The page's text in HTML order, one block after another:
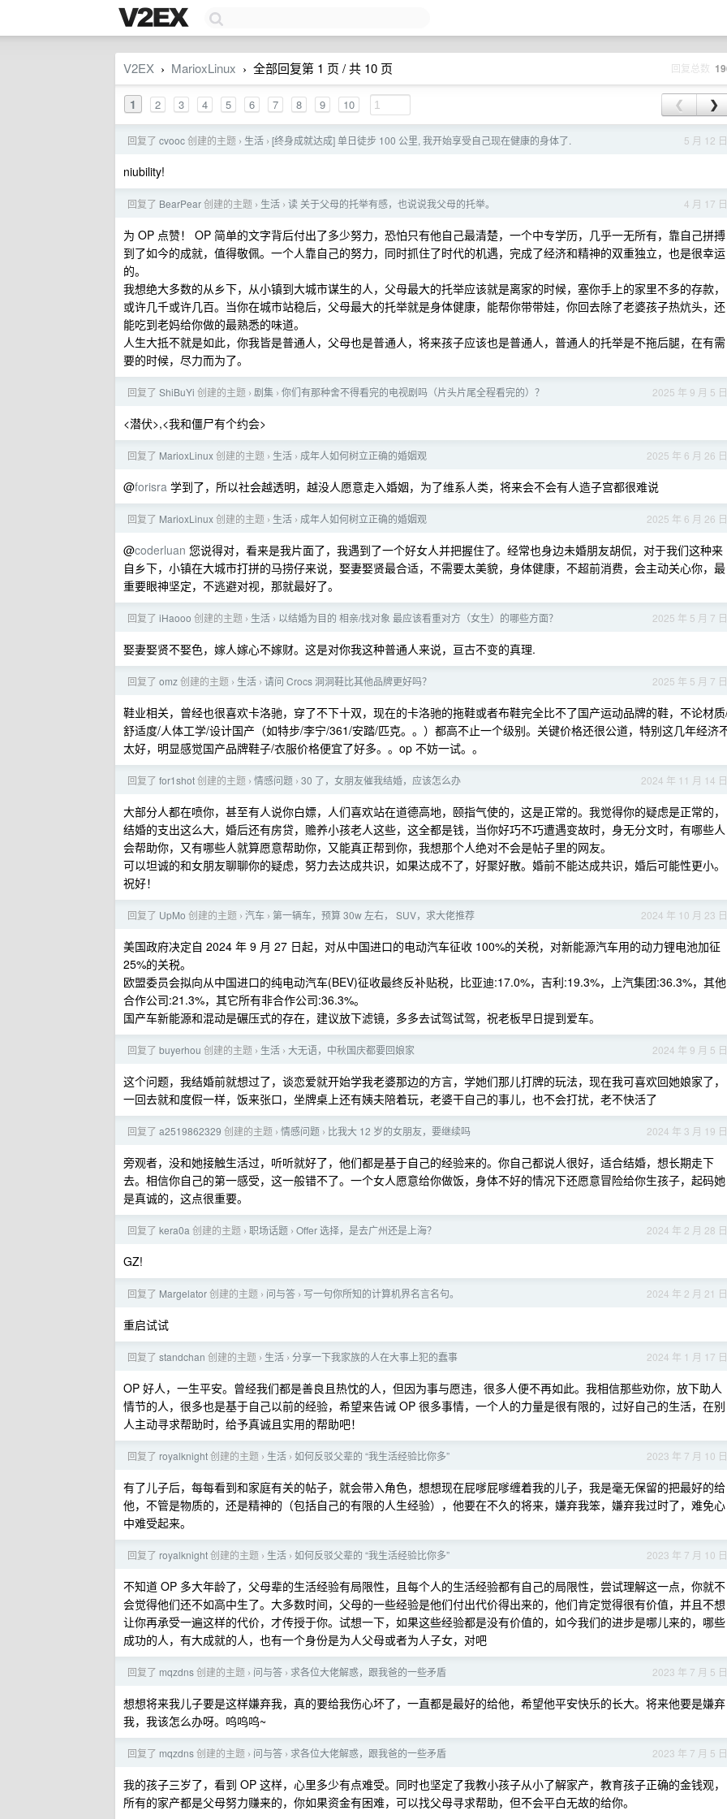
V2EX › MarioxLinux › 全部回复第 1 页 / 共 10 页 回复总数
1 2 3 4 5 6 7 8 9 10 ❮ ❯
5 月 12 日
回复了 cvooc创建的主题 › 生活 › [终身成就达成] 单日徒步 100 公里, 我开始享受自己现在健康的身体了.
niubility!
4 月 17 日
回复了 BearPear创建的主题 › 生活 › 读 关于父母的托举有感，也说说我父母的托举。
为 OP 点赞！ OP 简单的文字背后付出了多少努力，恐怕只有他自己最清楚，一个中专学历，几乎一无所有，靠自己拼搏
到了如今的成就，值得敬佩。一个人靠自己的努力，同时抓住了时代的机遇，完成了经济和精神的双重独立，也是很幸运
的。
我想绝大多数的从乡下，从小镇到大城市谋生的人，父母最大的托举应该就是离家的时候，塞你手上的家里不多的存款，
或许几千或许几百。当你在城市站稳后，父母最大的托举就是身体健康，能帮你带带娃，你回去除了老婆孩子热炕头，还
能吃到老妈给你做的最熟悉的味道。
人生大抵不就是如此，你我皆是普通人，父母也是普通人，将来孩子应该也是普通人，普通人的托举是不拖后腿，在有需
要的时候，尽力而为了。
2025 年 9 月 5 日
回复了 ShiBuYi 创建的主题 › 剧集 › 你们有那种舍不得看完的电视剧吗（片头片尾全程看完的）？
<潜伏>,<我和僵尸有个约会>
2025 年 6 月 26 日
回复了 MarioxLinux创建的主题 › 生活 › 成年人如何树立正确的婚姻观
@forisra 学到了，所以社会越透明，越没人愿意走入婚姻，为了维系人类，将来会不会有人造子宫都很难说
2025 年 6 月 26 日
回复了 MarioxLinux创建的主题 › 生活 › 成年人如何树立正确的婚姻观
@coderluan 您说得对，看来是我片面了，我遇到了一个好女人并把握住了。经常也身边未婚朋友胡侃，对于我们这种来
自乡下，小镇在大城市打拼的马捞仔来说，娶妻娶贤最合适，不需要太美貌，身体健康，不超前消费，会主动关心你，最
重要眼神坚定，不逃避对视，那就最好了。
2025 年 5 月 7 日
回复了 iHaooo 创建的主题 › 生活 › 以结婚为目的 相亲/找对象 最应该看重对方（女生）的哪些方面？
娶妻娶贤不娶色，嫁人嫁心不嫁财。这是对你我这种普通人来说，亘古不变的真理.
2025 年 5 月 7 日
回复了 omz创建的主题 › 生活 › 请问 Crocs 洞洞鞋比其他品牌更好吗？
鞋业相关，曾经也很喜欢卡洛驰，穿了不下十双，现在的卡洛驰的拖鞋或者布鞋完全比不了国产运动品牌的鞋，不论材
舒适度/人体工学/设计国产（如特步/李宁/361/安踏/匹克。。）都高不止一个级别。关键价格还很公道，特别这几年经济
太好，明显感觉国产品牌鞋子/衣服价格便宜了好多。。op 不妨一试。。
2024 年 11 月 14 日
回复了 for1shot创建的主题 › 情感问题 › 30 了，女朋友催我结婚，应该怎么办
大部分人都在喷你，甚至有人说你白嫖，人们喜欢站在道德高地，颐指气使的，这是正常的。我觉得你的疑虑是正常的，
结婚的支出这么大，婚后还有房贷，赡养小孩老人这些，这全都是钱，当你好巧不巧遭遇变故时，身无分文时，有哪些人
会帮助你，又有哪些人就算愿意帮助你，又能真正帮到你，我想那个人绝对不会是帖子里的网友。
可以坦诚的和女朋友聊聊你的疑虑，努力去达成共识，如果达成不了，好聚好散。婚前不能达成共识，婚后可能性更小。
祝好！
2024 年 10 月 23 日
回复了 UpMo 创建的主题 › 汽车 › 第一辆车，预算 30w 左右， SUV，求大佬推荐
美国政府决定自 2024 年 9 月 27 日起，对从中国进口的电动汽车征收 100%的关税，对新能源汽车用的动力锂电池加征
25%的关税。
欧盟委员会拟向从中国进口的纯电动汽车(BEV)征收最终反补贴税，比亚迪:17.0%，吉利:19.3%，上汽集团:36.3%，其他
合作公司:21.3%，其它所有非合作公司:36.3%。
国产车新能源和混动是碾压式的存在，建议放下滤镜，多多去试驾试驾，祝老板早日提到爱车。
2024 年 9 月 5 日
回复了 buyerhou 创建的主题 › 生活 › 大无语，中秋国庆都要回娘家
这个问题，我结婚前就想过了，谈恋爱就开始学我老婆那边的方言，学她们那儿打牌的玩法，现在我可喜欢回她娘家了，
一回去就和度假一样，饭来张口，坐牌桌上还有姨夫陪着玩，老婆干自己的事儿，也不会打扰，老不快活了
2024 年 3 月 19 日
回复了 a2519862329 创建的主题 › 情感问题 › 比我大 12 岁的女朋友，要继续吗
旁观者，没和她接触生活过，听听就好了，他们都是基于自己的经验来的。你自己都说人很好，适合结婚，想长期走下
去。相信你自己的第一感受，这一般错不了。一个女人愿意给你做饭，身体不好的情况下还愿意冒险给你生孩子，起码她
是真诚的，这点很重要。
2024 年 2 月 28 日
回复了 kera0a 创建的主题 › 职场话题 › Offer 选择，是去广州还是上海？
GZ!
2024 年 2 月 21 日
回复了 Margelator创建的主题 › 问与答 › 写一句你所知的计算机界名言名句。
重启试试
2024 年 1 月 17 日
回复了 standchan 创建的主题 › 生活 › 分享一下我家族的人在大事上犯的蠢事
OP 好人，一生平安。曾经我们都是善良且热忱的人，但因为事与愿违，很多人便不再如此。我相信那些劝你，放下助人
情节的人，很多也是基于自己以前的经验，希望来告诫 OP 很多事情，一个人的力量是很有限的，过好自己的生活，在别
人主动寻求帮助时，给予真诚且实用的帮助吧！
2023 年 7 月 10 日
回复了 royalknight创建的主题 › 生活 › 如何反驳父辈的 “我生活经验比你多”
有了儿子后，每每看到和家庭有关的帖子，就会带入角色，想想现在屁嗲屁嗲缠着我的儿子，我是毫无保留的把最好的给
他，不管是物质的，还是精神的（包括自己的有限的人生经验），他要在不久的将来，嫌弃我笨，嫌弃我过时了，难免心
中难受起来。
2023 年 7 月 10 日
回复了 royalknight创建的主题 › 生活 › 如何反驳父辈的 “我生活经验比你多”
不知道 OP 多大年龄了，父母辈的生活经验有局限性，且每个人的生活经验都有自己的局限性，尝试理解这一点，你就不
会觉得他们还不如高中生了。大多数时间，父母的一些经验是他们付出代价得出来的，他们肯定觉得很有价值，并且不想
让你再承受一遍这样的代价，才传授于你。试想一下，如果这些经验都是没有价值的，如今我们的进步是哪儿来的，哪些
成功的人，有大成就的人，也有一个身份是为人父母或者为人子女，对吧
2023 年 7 月 5 日
回复了 mqzdns创建的主题 › 问与答 › 求各位大佬解惑，跟我爸的一些矛盾
想想将来我儿子要是这样嫌弃我，真的要给我伤心坏了，一直都是最好的给他，希望他平安快乐的长大。将来他要是嫌弃
我，我该怎么办呀。呜呜呜~
2023 年 7 月 5 日
回复了 mqzdns创建的主题 › 问与答 › 求各位大佬解惑，跟我爸的一些矛盾
我的孩子三岁了，看到 OP 这样，心里多少有点难受。同时也坚定了我教小孩子从小了解家产，教育孩子正确的金钱观，
所有的家产都是父母努力赚来的，你如果资金有困难，可以找父母寻求帮助，但不会平白无故的给你。